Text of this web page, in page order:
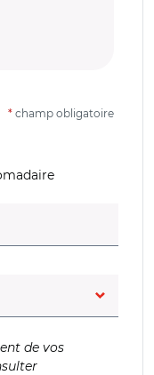
* champ obligatoire
de vos